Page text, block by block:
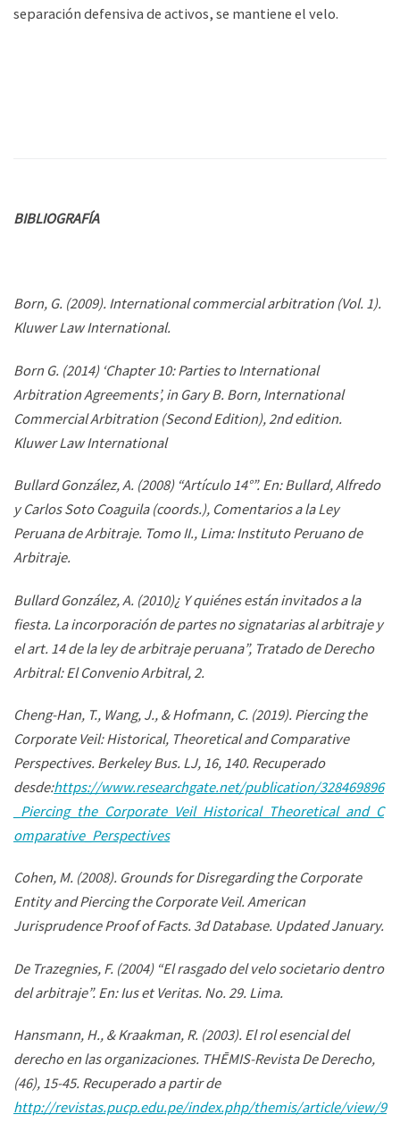
separación defensiva de activos, se mantiene el velo.
BIBLIOGRAFÍA
Born, G. (2009). International commercial arbitration (Vol. 1).
Kluwer Law International.
Born G. (2014) ‘Chapter 10: Parties to International
Arbitration Agreements’, in Gary B. Born, International
Commercial Arbitration (Second Edition), 2nd edition.
Kluwer Law International
Bullard González, A. (2008) “Artículo 14°”. En: Bullard, Alfredo
y Carlos Soto Coaguila (coords.), Comentarios a la Ley
Peruana de Arbitraje. Tomo II., Lima: Instituto Peruano de
Arbitraje.
Bullard González, A. (2010)¿ Y quiénes están invitados a la
fiesta. La incorporación de partes no signatarias al arbitraje y
el art. 14 de la ley de arbitraje peruana”, Tratado de Derecho
Arbitral: El Convenio Arbitral, 2.
Cheng-Han, T., Wang, J., & Hofmann, C. (2019). Piercing the
Corporate Veil: Historical, Theoretical and Comparative
Perspectives. Berkeley Bus. LJ, 16, 140. Recuperado
desde:https://www.researchgate.net/publication/328469896
_Piercing_the_Corporate_Veil_Historical_Theoretical_and_C
omparative_Perspectives
Cohen, M. (2008). Grounds for Disregarding the Corporate
Entity and Piercing the Corporate Veil. American
Jurisprudence Proof of Facts. 3d Database. Updated January.
De Trazegnies, F. (2004) “El rasgado del velo societario dentro
del arbitraje”. En:Ius et Veritas. No. 29. Lima.
Hansmann, H., & Kraakman, R. (2003). El rol esencial del
derecho en las organizaciones. THĒMIS-Revista De Derecho,
(46), 15-45. Recuperado a partir de
http://revistas.pucp.edu.pe/index.php/themis/article/view/9